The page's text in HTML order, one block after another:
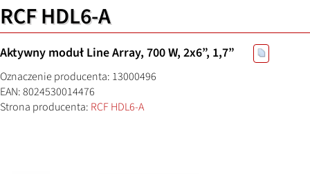
RCF HDL6-A
Aktywny moduł Line Array, 700 W, 2x6”, 1,7”
Oznaczenie producenta: 13000496
EAN: 8024530014476
Strona producenta: RCF HDL6-A